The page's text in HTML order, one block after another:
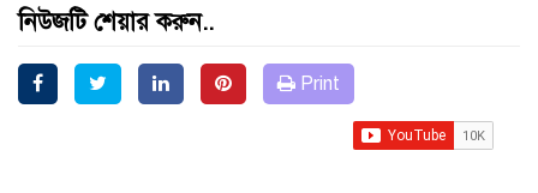
নিউজটি শেয়ার করুন..
Print